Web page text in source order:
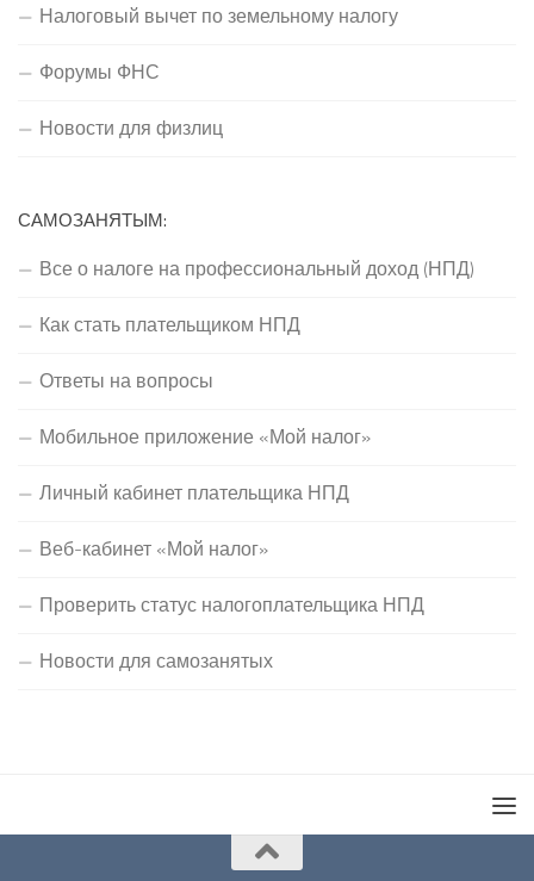
Налоговый вычет по земельному налогу
Форумы ФНС
Новости для физлиц
САМОЗАНЯТЫМ:
Все о налоге на профессиональный доход (НПД)
Как стать плательщиком НПД
Ответы на вопросы
Мобильное приложение «Мой налог»
Личный кабинет плательщика НПД
Веб-кабинет «Мой налог»
Проверить статус налогоплательщика НПД
Новости для самозанятых